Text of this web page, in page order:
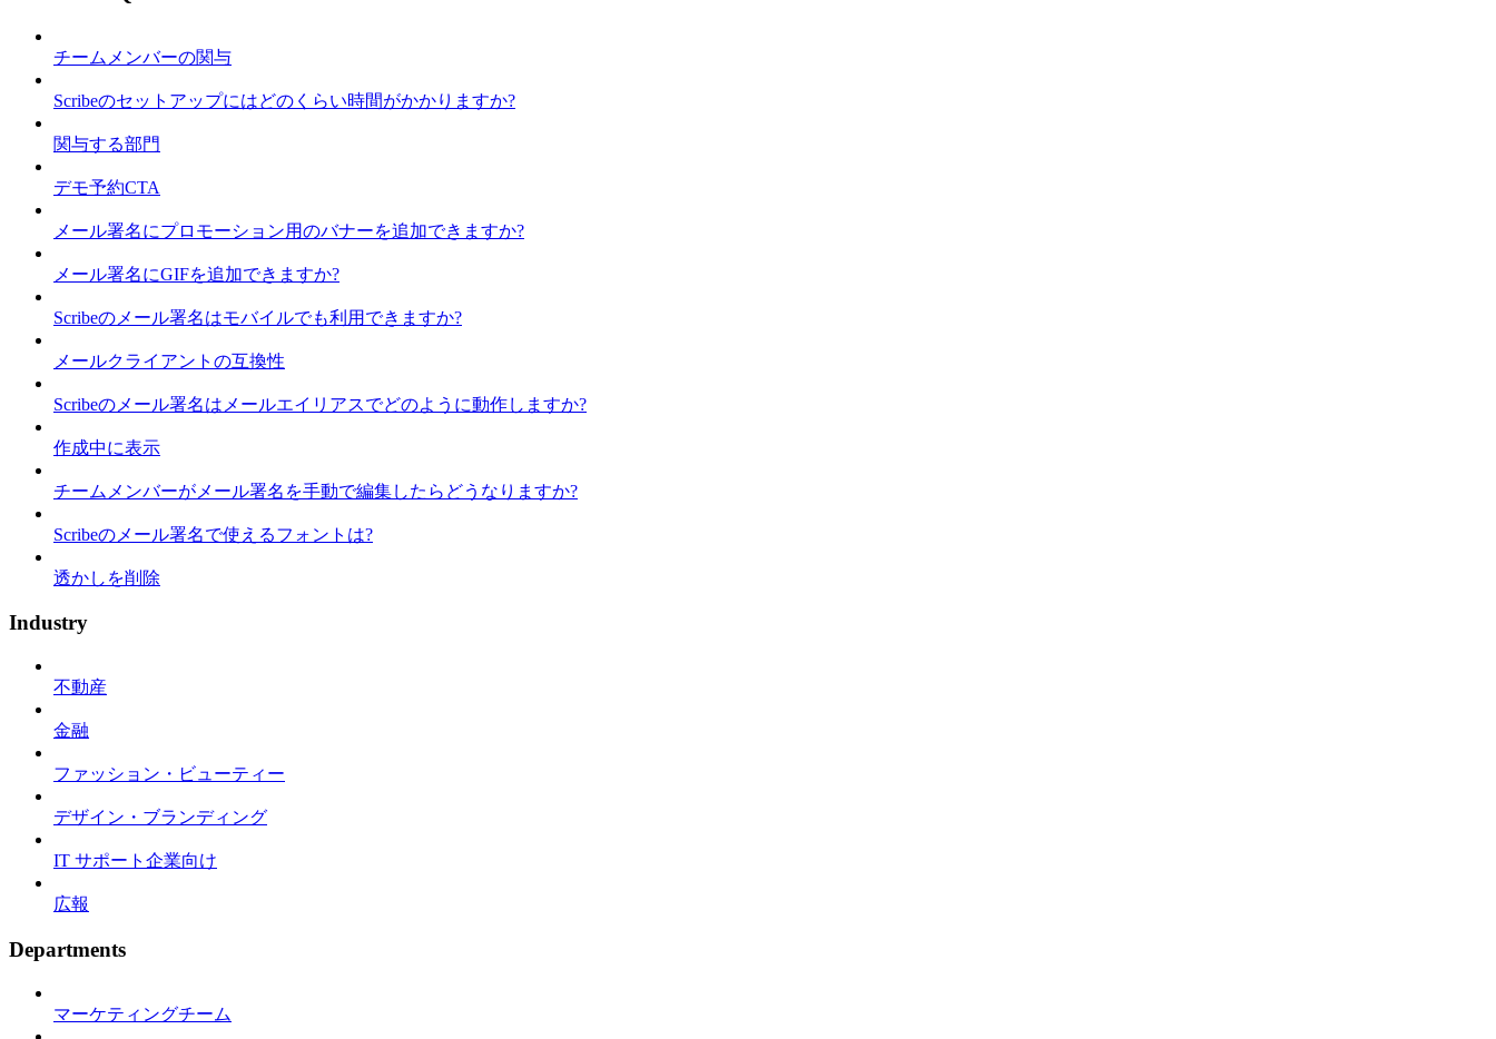
チームメンバーの関与
Scribeのセットアップにはどのくらい時間がかかりますか?
関与する部門
デモ予約CTA
メール署名にプロモーション用のバナーを追加できますか?
メール署名にGIFを追加できますか?
Scribeのメール署名はモバイルでも利用できますか?
メールクライアントの互換性
Scribeのメール署名はメールエイリアスでどのように動作しますか?
作成中に表示
チームメンバーがメール署名を手動で編集したらどうなりますか?
Scribeのメール署名で使えるフォントは?
透かしを削除
Industry
不動産
金融
ファッション・ビューティー
デザイン・ブランディング
IT サポート企業向け
広報
Departments
マーケティングチーム